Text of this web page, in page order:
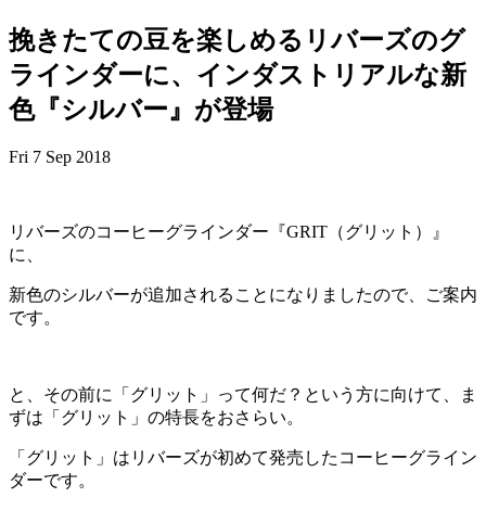
挽きたての豆を楽しめるリバーズのグ
ラインダーに、インダストリアルな新
色『シルバー』が登場
Fri 7 Sep 2018
リバーズのコーヒーグラインダー『GRIT（グリット）』
に、
新色のシルバーが追加されることになりましたので、ご案内
です。
と、その前に「グリット」って何だ？という方に向けて、ま
ずは「グリット」の特長をおさらい。
「グリット」はリバーズが初めて発売したコーヒーグライン
ダーです。